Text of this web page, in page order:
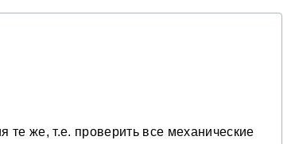
те же, т.е. проверить все механические